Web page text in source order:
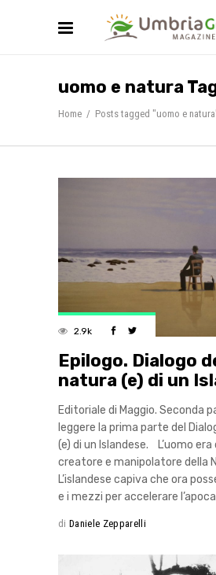
uomo e natura
Home / Posts tagged "uomo e
2.9k
Epilogo. Dialogo
natura (e) di un
Editoriale di Maggio. Seconda
leggere la prima parte del
(e) di un Islandese. L’uomo
creatore e manipolatore della
L’islandese capiva che ora
e i mezzi per accelerare
di Daniele Zepparelli